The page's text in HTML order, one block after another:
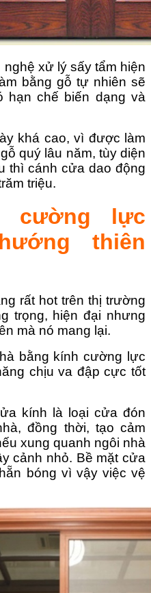
xử lý sấy tẩm hiện
bằng gỗ tự nhiên sẽ
hạn chế biến dạng và
khá cao, vì được làm
quý lâu năm, tùy diện
thì cánh cửa dao động
triệu.
cường lực
thiên
rất hot trên thị trường
trọng, hiện đại nhưng
mà nó mang lại.
bằng kính cường lực
chịu va đập cực tốt
kính là loại cửa đón
đồng thời, tạo cảm
xung quanh ngôi nhà
cảnh nhỏ. Bề mặt cửa
bóng vì vậy việc vệ